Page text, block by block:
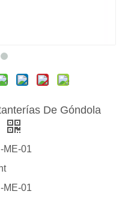
De Góndola
ME-01
ME-01